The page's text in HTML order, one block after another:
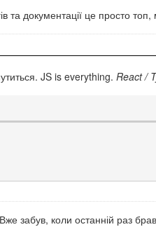
та документації це просто топ,
JS is everything. React /
забув, коли останній раз